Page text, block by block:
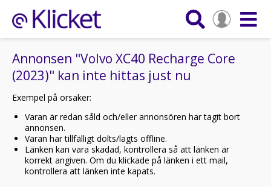
Annonsen "Volvo XC40 Recharge Core
(2023)" kan inte hittas just nu
Exempel på orsaker:
Varan är redan såld och/eller annonsören har tagit bort
annonsen.
Varan har tillfälligt dolts/lagts offline.
Länken kan vara skadad, kontrollera så att länken är
korrekt angiven. Om du klickade på länken i ett mail,
kontrollera att länken inte kapats.